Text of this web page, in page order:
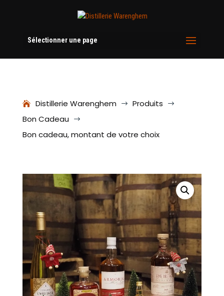
Sélectionner une page
Distillerie Warenghem $ Produits $
Bon Cadeau $
Bon cadeau, montant de votre choix